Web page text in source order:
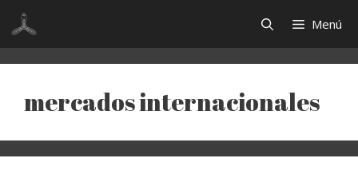
Saltar
contenido
Menú
mercados internacionales